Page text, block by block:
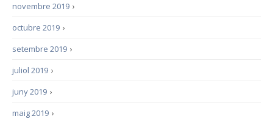
›
novembre 2019
›
octubre 2019
›
setembre 2019
›
juliol 2019
›
juny 2019
›
maig 2019